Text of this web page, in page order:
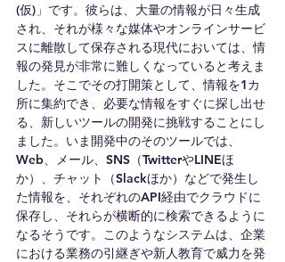
(仮)」です。彼らは、大量の情報が日々生成
され、それが様々な媒体やオンラインサービ
スに離散して保存される現代においては、情
報の発見が非常に難しくなっていると考えま
した。そこでその打開策として、情報を1カ
所に集約でき、必要な情報をすぐに探し出せ
る、新しいツールの開発に挑戦することにし
ました。いま開発中のそのツールでは、
Web、メール、SNS（TwitterやLINEほ
か）、チャット（Slackほか）などで発生し
た情報を、それぞれのAPI経由でクラウドに
保存し、それらが横断的に検索できるように
なるそうです。このようなシステムは、企業
における業務の引継ぎや新人教育で威力を発